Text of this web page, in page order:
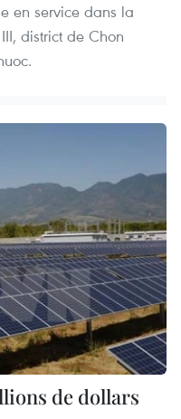
en service dans la
district de Chon
de dollars